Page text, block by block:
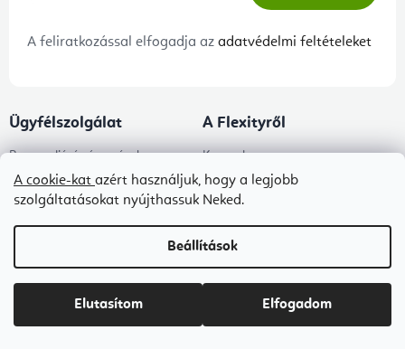
A cookie-kat azért használjuk, hogy a legjobb
szolgáltatásokat nyújthassuk Neked.
Beállítások
Elutasítom Elfogadom
A feliratkozással elfogadja az adatvédelmi feltételeket
Ügyfélszolgálat
Panaszeljárás és az áruk
visszaszállítása
Adatkezelési tájékoztató
B2B ÁSZF
Ingyenes kézbesítés
A Flexityről
Kapcsolat
Rólunk